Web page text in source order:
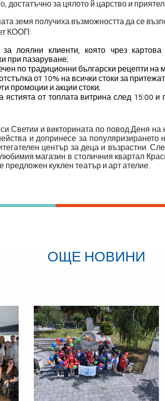
достатъчно за цялото й царство и
земя получиха възможността да се
КООП:
лоялни клиенти, която чрез
при пазаруване;
по традиционни български рецепти на
от 10% на всички стоки за
промоции и акции стоки;
ястията от топлата витрина след 15:00
Светии и викторината по повод Деня на
и допринесе за
център за деца и възрастни.
магазин в столичния квартал
куклен театър и арт ателие.
ОЩЕ НОВИНИ